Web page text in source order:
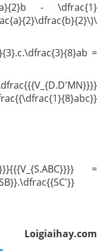
- \dfrac{1}
=
=
Loigiaihay.com